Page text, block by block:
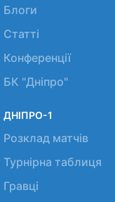
Блоги
Статті
Конференції
БК "Дніпро"
ДНІПРО-1
Розклад матчів
Турнірна таблиця
Гравці